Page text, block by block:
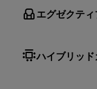
エグゼクテ
ハイブリッ